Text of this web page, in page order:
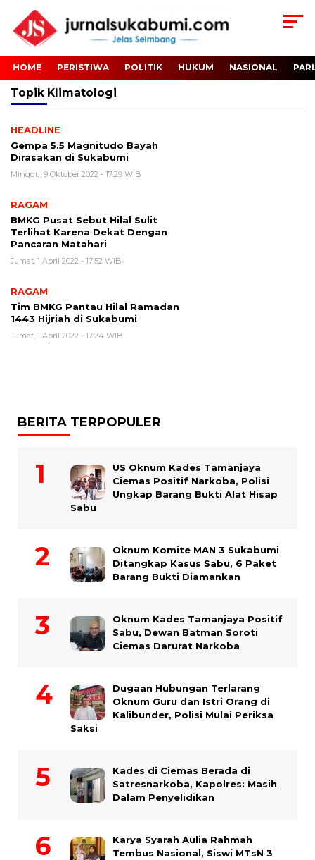
HOME PERISTIWA POLITIK HUKUM NASIONAL
Topik Klimatologi
HEADLINE
Gempa 5.5 Magnitudo Bayah
Dirasakan di Sukabumi
Minggu, 9 Oktober 2022 - 17:29 WIB
RAGAM
BMKG Pusat Sebut Hilal Sulit
Terlihat Karena Dekat Dengan
Pancaran Matahari
Jumat, 1 April 2022 - 17:52 WIB
RAGAM
Tim BMKG Pantau Hilal Ramadan
1443 Hijriah di Sukabumi
Jumat, 1 April 2022 - 17:24 WIB
BERITA TERPOPULER
US Oknum Kades Tamanjaya
Ciemas Positif Narkoba, Polisi
Ungkap Barang Bukti Alat Hisap
Sabu
Oknum Komite MAN 3 Sukabumi
Ditangkap Kasus Sabu, 6 Paket
Barang Bukti Diamankan
Oknum Kades Tamanjaya Positif
Sabu, Dewan Batman Soroti
Ciemas Darurat Narkoba
Dugaan Hubungan Terlarang
Oknum Guru dan Istri Orang di
Kalibunder, Polisi Mulai Periksa
Saksi
Kades di Ciemas Berada di
Satresnarkoba, Kapolres: Masih
Dalam Penyelidikan
Karya Syarah Aulia Rahmah
Tembus Nasional, Siswi MTsN 3